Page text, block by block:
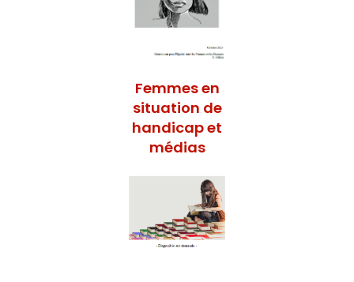
Femmes en
situation de
handicap et
médias